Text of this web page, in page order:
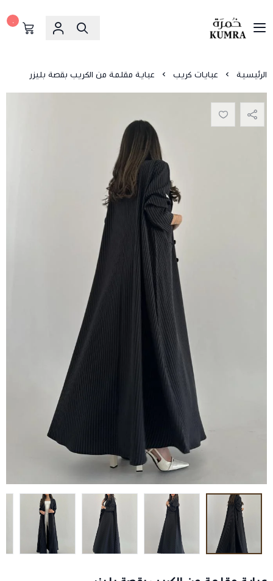
خمرة
٠
الرئيسية عبايات كريب عباية مقلمة من الكريب بقصة بليزر